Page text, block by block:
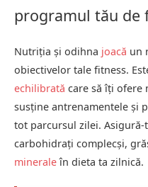
programul tău de
Nutriția și odihna joacă un
obiectivelor tale fitness.
echilibrată care să îți ofere
susține antrenamentele și
tot parcursul zilei.
carbohidrați complecși,
mineraleîn dieta ta zilnică.